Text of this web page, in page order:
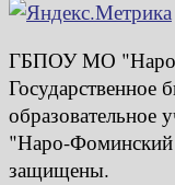
ГБПОУ МО "Наро-
Государственное
образовательное
"Наро-
защищены.